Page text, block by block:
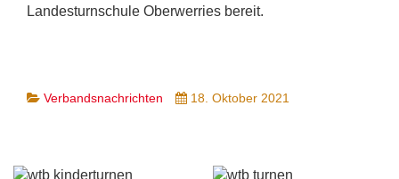
Landesturnschule Oberwerries bereit.
Verbandsnachrichten 18. Oktober 2021